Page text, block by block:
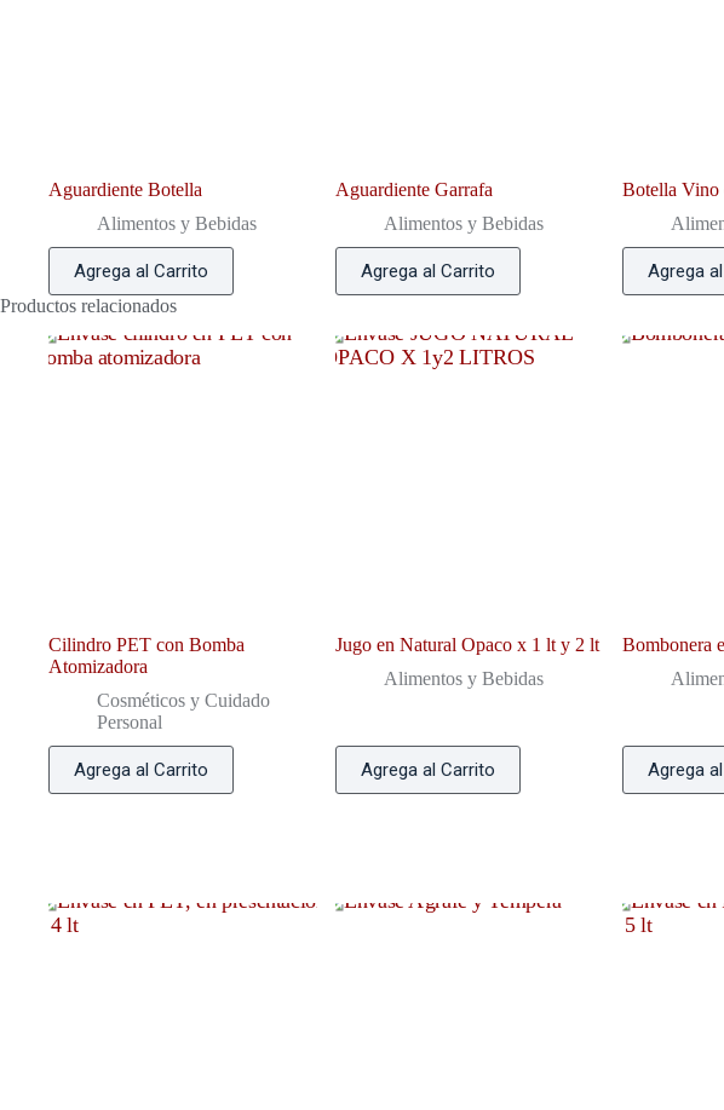
Aguardiente Botella
Alimentos y Bebidas
Agrega al Carrito
Aguardiente Garrafa
Alimentos y Bebidas
Agrega al Carrito
Botella Vino
Agrega
Productos relacionados
Cilindro PET con Bomba
Atomizadora
Cosméticos y Cuidado
Personal
Agrega al Carrito
Jugo en Natural Opaco x 1 lt y 2 lt
Alimentos y Bebidas
Agrega al Carrito
Bombonera
Agrega